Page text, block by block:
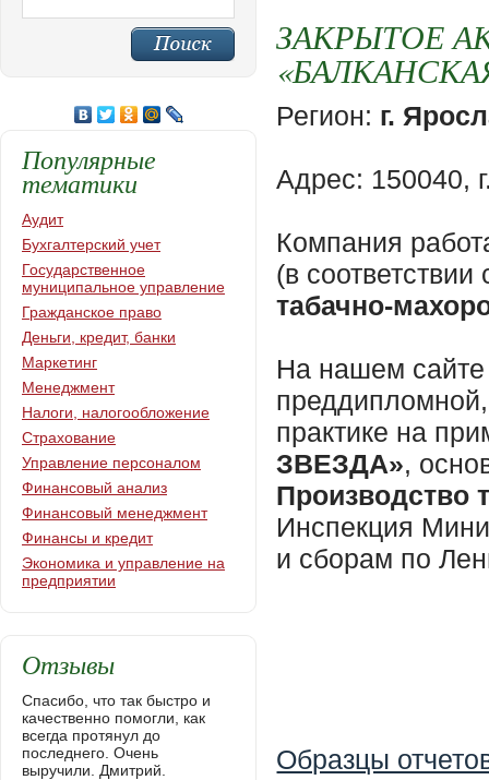
ЗАКРЫТОЕ
Регион: г.
Адрес:
Компания
(в
табачно-
На нашем сайте
практике на
ЗВЕЗДА»,
Производство
Инспекция
и сборам по
Образцы
Популярные
тематики
Аудит
Бухгалтерский учет
Государственное
муниципальное управление
Гражданское право
Деньги, кредит, банки
Маркетинг
Менеджмент
Налоги, налогообложение
Страхование
Управление персоналом
Финансовый анализ
Финансовый менеджмент
Финансы и кредит
Экономика и управление на
предприятии
Отзывы
Спасибо, что так быстро и
качественно помогли, как
всегда протянул до
последнего. Очень
выручили. Дмитрий.